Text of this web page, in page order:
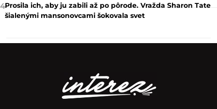
4Prosila ich, aby ju zabili až po pôrode. Vražda Sharon Tate
šialenými mansonovcami šokovala svet